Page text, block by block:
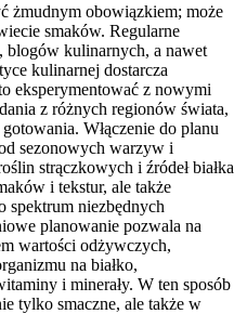
żmudnym obowiązkiem; może
smaków. Regularne
blogów kulinarnych, a nawet
kulinarnej dostarcza
eksperymentować z nowymi
z różnych regionów świata,
Włączenie do planu
sezonowych warzyw i
strączkowych i źródeł białka
i tekstur, ale także
spektrum niezbędnych
planowanie pozwala na
wartości odżywczych,
na białko,
i minerały. W ten sposób
tylko smaczne, ale także w